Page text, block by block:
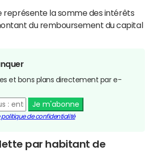
représente la somme des intérêts
du remboursement du capital
et bons plans directement par e-
Je m'abonne
politique de confidentialité
par habitant de